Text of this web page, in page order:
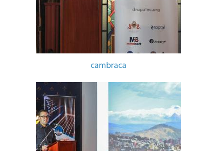
cambraca